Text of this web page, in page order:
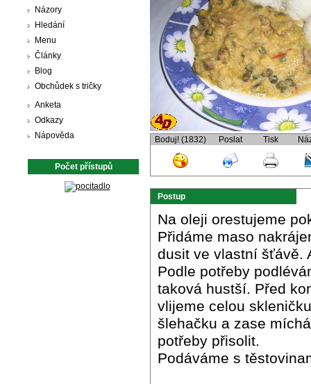
Názory
Hledání
Menu
Články
Blog
Obchůdek s tričky
Anketa
Odkazy
Nápověda
Počet přístupů
Boduj! (1832) Poslat Tisk
Postup
Na oleji orestujeme
Přidáme maso
dusit ve vlastní šťávě.
Podle potřeby
taková hustší. Před
vlijeme celou
šlehačku a zase
potřeby přisolit.
Podáváme s